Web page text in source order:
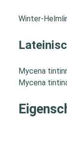
Winter-
Mycena
Mycena